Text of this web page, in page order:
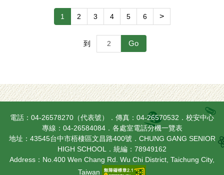
1 2 3 4 5 6 >
到 Go
電話：04-26578270（代表號）．傳真：04-26570532．校安中心
專線：04-26584084． 各處室電話分機一覽表
地址：43545台中市梧棲區文昌路400號．CHUNG GANG SENIOR
HIGH SCHOOL．統編：78949162
Address：No.400 Wen Chang Rd. Wu Chi District, Taichung City,
Taiwan